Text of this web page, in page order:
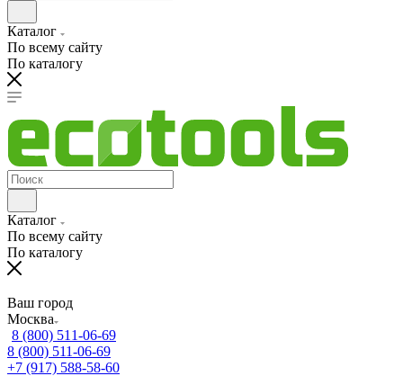
Каталог
По всему сайту
По каталогу
Каталог
По всему сайту
По каталогу
Ваш город
Москва
8 (800) 511-06-69
8 (800) 511-06-69
+7 (917) 588-58-60